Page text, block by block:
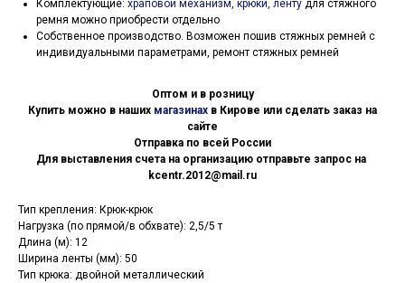
Комплектующие: храповой механизм, крюки, ленту для стяжного
ремня можно приобрести отдельно
Собственное производство. Возможен пошив стяжных ремней с
индивидуальными параметрами, ремонт стяжных ремней
Оптом и в розницу
Купить можно в наших магазинах в Кирове или сделать заказ на
сайте
Отправка по всей России
Для выставления счета на организацию отправьте запрос на
kcentr.2012@mail.ru
Тип крепления: Крюк-крюк
Нагрузка (по прямой/в обхвате): 2,5/5 т
Длина (м): 12
Ширина ленты (мм): 50
Тип крюка: двойной металлический